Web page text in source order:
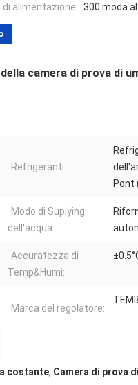
di alimentazione: 300 moda
camera di prova di
Refrigeranti:
Pont
Modo di Suplying
dell'acqua:
Accuratezza di
Temp&Humi:
Marca del regolatore:
costante, Camera di prova